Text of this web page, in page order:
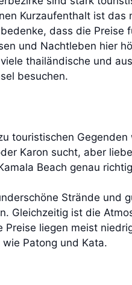
Kurzaufenthalt ist das
dass die Preise
und Nachtleben hier
thailändische und
besuchen.
touristischen Gegenden
Karon sucht, aber
Beach genau
Strände und
Gleichzeitig ist die
Preise liegen meist
Patong und Kata.